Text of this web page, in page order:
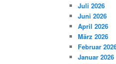
Juli 2026
Juni 2026
April 2026
März 2026
Februar
Januar 2026